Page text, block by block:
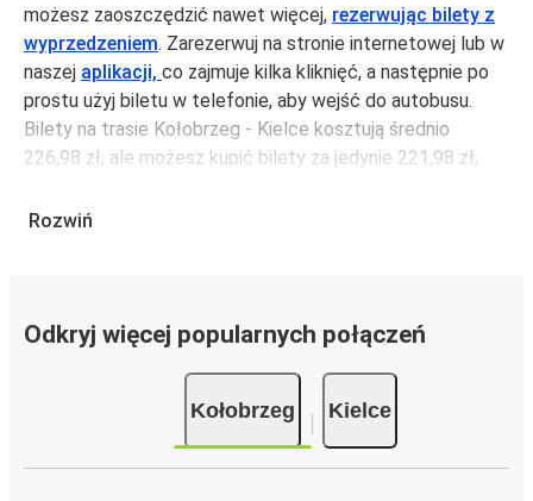
możesz zaoszczędzić nawet więcej, rezerwując bilety z
wyprzedzeniem. Zarezerwuj na stronie internetowej lub w
naszej aplikacji, co zajmuje kilka kliknięć, a następnie po
prostu użyj biletu w telefonie, aby wejść do autobusu.
Bilety na trasie Kołobrzeg - Kielce kosztują średnio
226,98 zł, ale możesz kupić bilety za jedynie 221,98 zł,
unikając weekendów i świąt. Aby podróżować szybko,
jedynie 13 godziny 45 min.
Podróż autobusemma mniejszy wpływ na środowisko
niż podróż samochodem czy samolotem. Stale pracujemy
Rozwiń
Odkryj więcej popularnych połączeń
Kołobrzeg Kielce